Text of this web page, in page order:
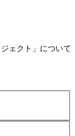
ェクト」について